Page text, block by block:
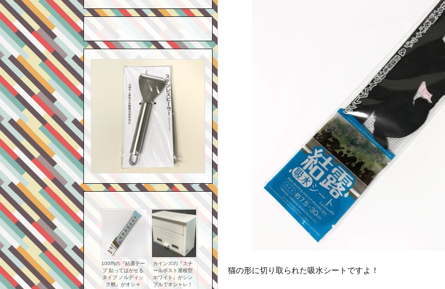
猫の形に切り取られた吸水シートですよ！
100均の『結露テー
プ 貼ってはがせる
タイプ ノルディッ
ク柄』がオシャ
カインズの『スチ
ールポスト屋根型
ホワイト』がシン
プルでオシャレ！